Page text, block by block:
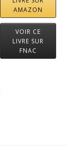
AMAZON
VOIR CE
LIVRE SUR
FNAC